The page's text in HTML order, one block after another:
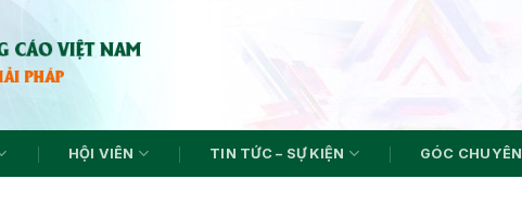
HỘI VIÊN TIN TỨC – SỰ KIỆN GÓC